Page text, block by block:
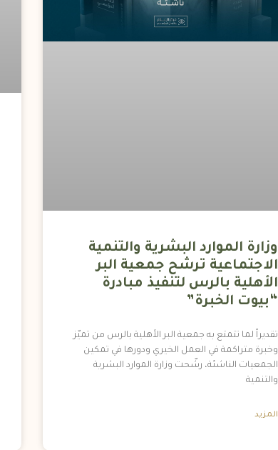
وزارة الموارد البشرية والتنمية
الاجتماعية ترشح جمعية البر
الأهلية بالرس لتنفيذ مبادرة
“بيوت الخبرة”
تقديراً لما تتمتع به جمعية البر الأهلية بالرس من تميّز
وخبرة متراكمة في العمل الخيري ودورها في تمكين
الجمعيات الناشئة، رشّحت وزارة الموارد البشرية
والتنمية
المزيد